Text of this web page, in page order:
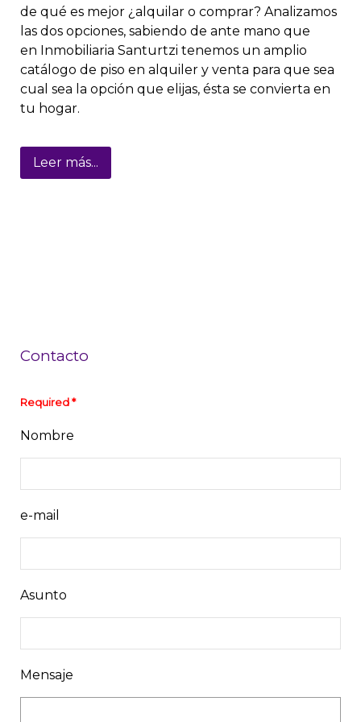
de qué es mejor ¿alquilar o comprar? Analizamos
las dos opciones, sabiendo de ante mano que
en Inmobiliaria Santurtzi tenemos un amplio
catálogo de piso en alquiler y venta para que sea
cual sea la opción que elijas, ésta se convierta en
tu hogar.
Leer más...
Contacto
Required *
Nombre
e-mail
Asunto
Mensaje